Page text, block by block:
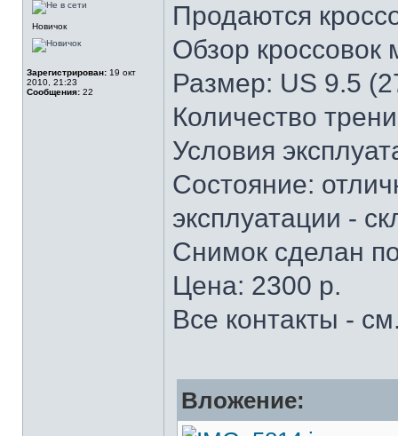
Новичок
Зарегистрирован: 19 окт
2010, 21:23
Сообщения: 22
Продаются
Обзор
Размер: US 9.5
Количество
Условия
Состояние:
эксплуатации -
Снимок сделан
Цена: 2300 р.
Все контакты -
Вложение: